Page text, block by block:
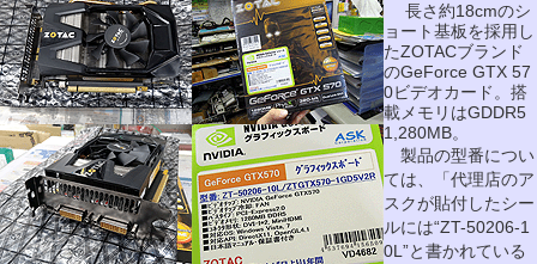
長さ約18cmのシ
ョート基板を採用し
たZOTACブランド
のGeForce GTX 57
0ビデオカード。搭
載メモリはGDDR5
1,280MB。
製品の型番につい
ては、「代理店のア
スクが貼付したシー
ルには“ZT-50206-1
0L”と書かれている